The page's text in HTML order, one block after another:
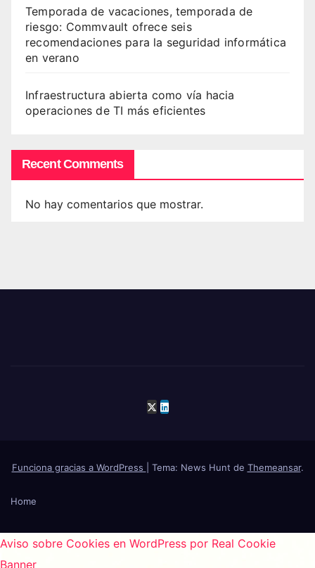
Temporada de vacaciones, temporada de
riesgo: Commvault ofrece seis
recomendaciones para la seguridad informática
en verano
Infraestructura abierta como vía hacia
operaciones de TI más eficientes
Recent Comments
No hay comentarios que mostrar.
Funciona gracias a WordPress Tema: News Hunt de Themeansar.
Home
Aviso sobre Cookies en WordPress por Real Cookie
Banner